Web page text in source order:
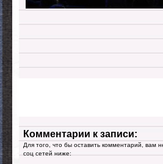
Комментарии к записи:
Для того, что бы оставить комментарий, вам
соц сетей ниже: